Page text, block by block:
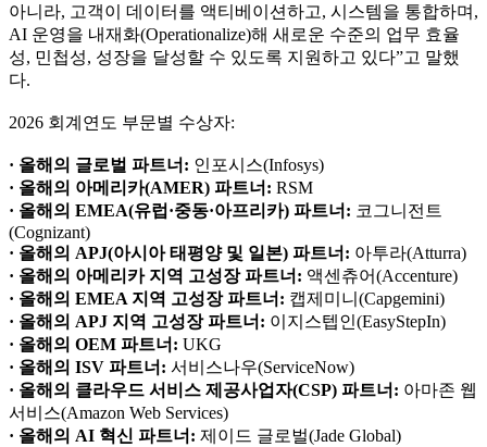
아니라, 고객이 데이터를 액티베이션하고, 시스템을 통합하며,
AI 운영을 내재화(Operationalize)해 새로운 수준의 업무 효율
성, 민첩성, 성장을 달성할 수 있도록 지원하고 있다”고 말했
다.
2026 회계연도 부문별 수상자:
· 올해의 글로벌 파트너: 인포시스(Infosys)
· 올해의 아메리카(AMER) 파트너: RSM
· 올해의 EMEA(유럽·중동·아프리카) 파트너: 코그니전트
(Cognizant)
· 올해의 APJ(아시아 태평양 및 일본) 파트너: 아투라(Atturra)
· 올해의 아메리카 지역 고성장 파트너: 액센츄어(Accenture)
· 올해의 EMEA 지역 고성장 파트너: 캡제미니(Capgemini)
· 올해의 APJ 지역 고성장 파트너: 이지스텝인(EasyStepIn)
· 올해의 OEM 파트너: UKG
· 올해의 ISV 파트너: 서비스나우(ServiceNow)
· 올해의 클라우드 서비스 제공사업자(CSP) 파트너: 아마존 웹
서비스(Amazon Web Services)
· 올해의 AI 혁신 파트너: 제이드 글로벌(Jade Global)